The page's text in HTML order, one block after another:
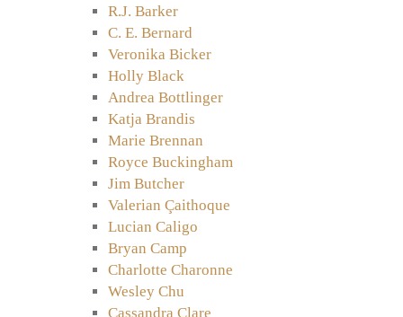
R.J. Barker
C. E. Bernard
Veronika Bicker
Holly Black
Andrea Bottlinger
Katja Brandis
Marie Brennan
Royce Buckingham
Jim Butcher
Valerian Çaithoque
Lucian Caligo
Bryan Camp
Charlotte Charonne
Wesley Chu
Cassandra Clare